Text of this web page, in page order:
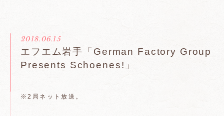
2018.06.15
エフエム岩手「German Factory Group
Presents Schoenes!」
※2局ネット放送。